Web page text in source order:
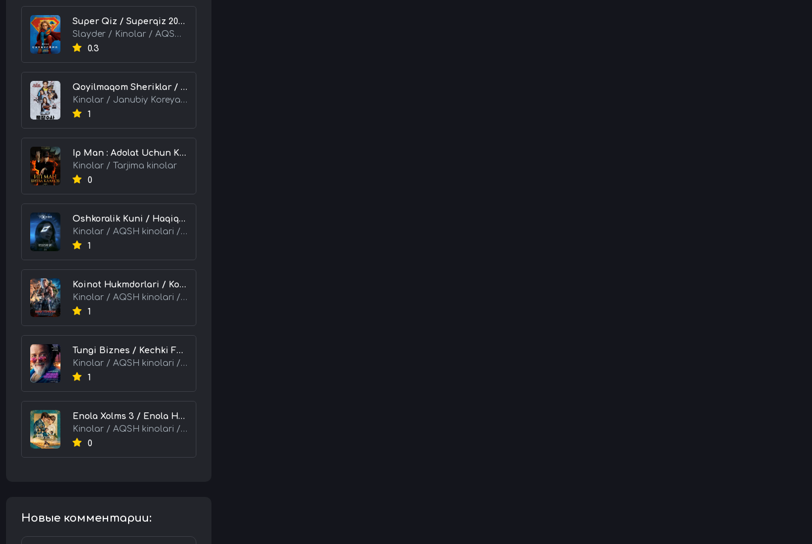
Super Qiz / Superqiz 2026 HD Uzbek tilida Tarjima kino skachat tas-ix
Slayder / Kinolar / AQSH kinolari / Tarjima kinolar
0.3
Qoyilmaqom Sheriklar / Ideal Hamkorlar / Eng Kuchli Duet 2026 HD Uzbek tilida Tarjima kino skachat tas-ix
Kinolar / Janubiy Koreya kinolari / Tarjima kinolar
1
Ip Man : Adolat Uchun Kurash / Ip Man: Klanlar Jangi / Buyuk Ustoz Ip Man 2 2026 HD Uzbek tilida Tarjima kino skachat tas-ix
Kinolar / Tarjima kinolar
0
Oshkoralik Kuni / Haqiqat Oshkor Bo'lgan Kun / Sirlar Ochiladigan Kun 2026 HD Uzbek tilida Tarjima kino skachat tas-ix
Kinolar / AQSH kinolari / Tarjima kinolar
1
Koinot Hukmdorlari / Koinot Himoyachilari / Koinot Egalari 2026 HD Uzbek tilida tas-ix tarjima kino skachat
Kinolar / AQSH kinolari / Tarjima kinolar
1
Tungi Biznes / Kechki Faoliyat / Tijorat 2026 HD Uzbek tilida Tarjima kino skachat tas-ix
Kinolar / AQSH kinolari / Tarjima kinolar
1
Enola Xolms 3 / Enola Holms 3 2026 HD Uzbek tilida Tarjima kino tas-ix skachat
Kinolar / AQSH kinolari / Tarjima kinolar
0
Новые комментарии: